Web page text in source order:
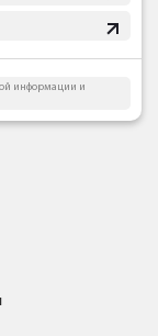
информации и